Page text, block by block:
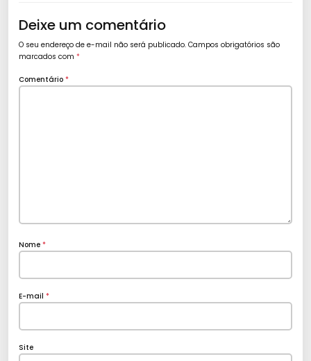
Deixe um comentário
O seu endereço de e-mail não será publicado. Campos obrigatórios são
marcados com *
Comentário *
Nome *
E-mail *
Site